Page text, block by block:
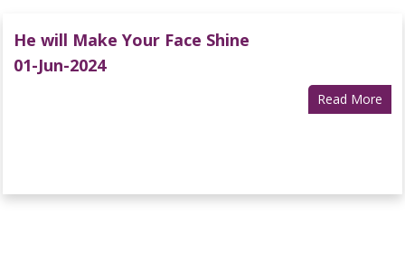
He will Make Your Face Shine
01-Jun-2024
Read More